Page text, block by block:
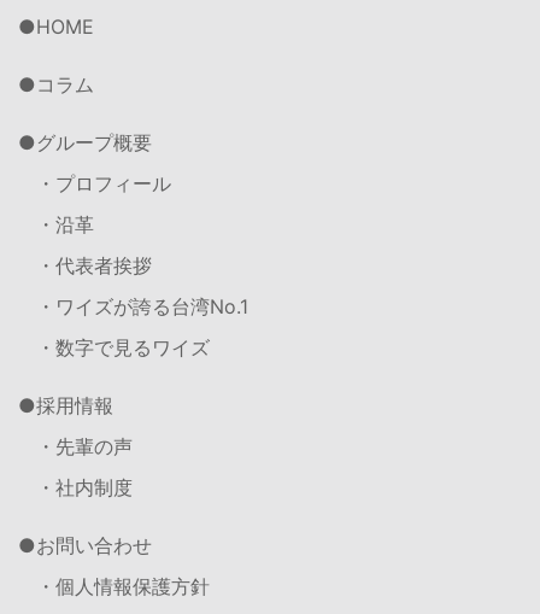
HOME
コラム
グループ概要
・プロフィール
・沿革
・代表者挨拶
・ワイズが誇る台湾No.1
・数字で見るワイズ
採用情報
・先輩の声
・社内制度
お問い合わせ
・個人情報保護方針